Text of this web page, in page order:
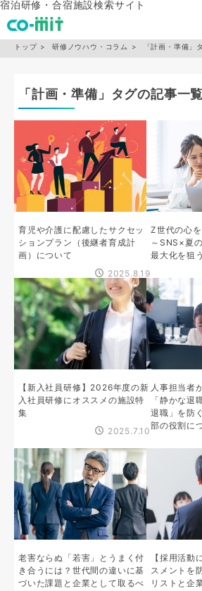
宿泊研修・合宿施設検索サイト
トップ 研修ノウハウ・コラム 「計画・準備」
「計画・準備」タグの記事一覧
育児や介護に配慮したサクセッ
ションプラン（後継者育成計
画）について
2025.8.19
Z世代の心
～SNS×夏
最大化を狙
【新入社員研修】2026年度の新
入社員研修にオススメの施設特
集
2025.7.10
人事担当者
「静かな退
退職」を防
部の役割に
老害ならぬ「若害」とうまく付
き合うには？世代間の違いに基
づいた課題と企業として取るべ
【採用活動
スメントを
リストと企